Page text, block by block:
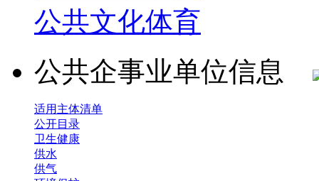
公共文化体育
公共企事业单位信息
适用主体清单
公开目录
卫生健康
供水
供气